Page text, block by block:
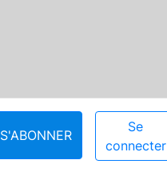
S'ABONNER
Se
connecter